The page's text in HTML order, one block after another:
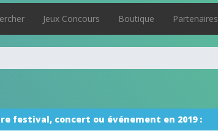
Jeux Concours Boutique Partenaires
festival, concert ou événement en 2019 :